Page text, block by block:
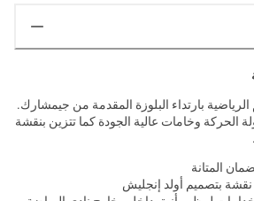
بارتداء البلوزة المقدمة من جيمشارك.
الحركة وخامات عالية الجودة كما تتزين بنقشة
المتانة
بتصميم أولد إنجليش